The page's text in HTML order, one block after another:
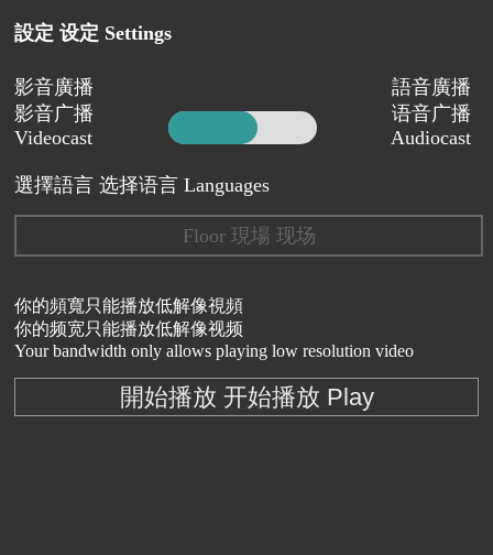
設定 设定 Settings
影音廣播
影音广播
Videocast
語音廣播
语音广播
Audiocast
選擇語言 选择语言 Languages
Floor 現場 现场
你的頻寬只能播放低解像視頻
你的频宽只能播放低解像视频
Your bandwidth only allows playing low resolution video
開始播放 开始播放 Play